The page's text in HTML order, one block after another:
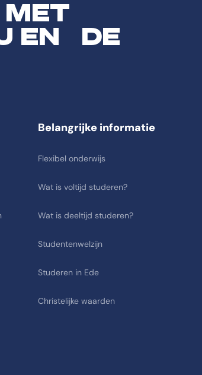
MET
EN DE
Belangrijke informatie
Flexibel onderwijs
Wat is voltijd studeren?
Wat is deeltijd studeren?
Studentenwelzijn
Studeren in Ede
Christelijke waarden